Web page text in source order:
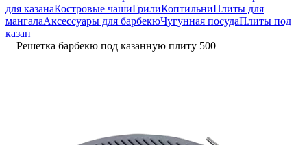
для казанаКостровые чашиГрилиКоптильниПлиты для
мангалаАксессуары для барбекюЧугунная посудаПлиты под
казан
—Решетка барбекю под казанную плиту 500